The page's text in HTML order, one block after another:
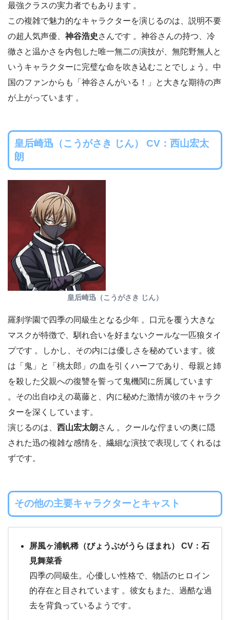
最強クラスの実力者でもあります 。
この複雑で魅力的なキャラクターを演じるのは、説明不要
の超人気声優、 神谷浩史 さんです 。神谷さんの持つ、冷
徹さと温かさを内包した唯一無二の演技が、無陀野無人と
いうキャラクターに完璧な命を吹き込むことでしょう。中
国のファンからも「神谷さんがいる！」と大きな期待の声
が上がっています 。
皇后崎迅（こうがさき じん） CV：西山宏太
朗
皇后崎迅（こうがさき じん）
羅刹学園で四季の同級生となる少年 。口元を覆う大きな
マスクが特徴で、馴れ合いを好まないクールな一匹狼タイ
プです 。しかし、その内には優しさを秘めています。彼
は「鬼」と「桃太郎」の血を引くハーフであり、母親と姉
を殺した父親への復讐を誓って鬼機関に所属しています
。その出自ゆえの葛藤と、内に秘めた激情が彼のキャラク
ターを深くしています。
演じるのは、 西山宏太朗 さん 。クールな佇まいの奥に隠
された迅の複雑な感情を、繊細な演技で表現してくれるは
ずです。
その他の主要キャラクターとキャスト
屏風ヶ浦帆稀（びょうぶがうら ほまれ） CV：石
見舞菜香
四季の同級生。心優しい性格で、物語のヒロイン
的存在と目されています 。彼女もまた、過酷な過
去を背負っているようです。